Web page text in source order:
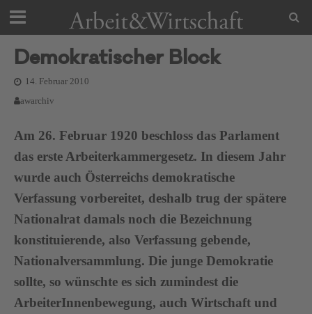
Demokratischer Block
14. Februar 2010
awarchiv
Am 26. Februar 1920 beschloss das Parlament
das erste Arbeiterkammergesetz. In diesem Jahr
wurde auch Österreichs demokratische
Verfassung vorbereitet, deshalb trug der spätere
Nationalrat damals noch die Bezeichnung
konstituierende, also Verfassung gebende,
Nationalversammlung. Die junge Demokratie
sollte, so wünschte es sich zumindest die
ArbeiterInnenbewegung, auch Wirtschaft und